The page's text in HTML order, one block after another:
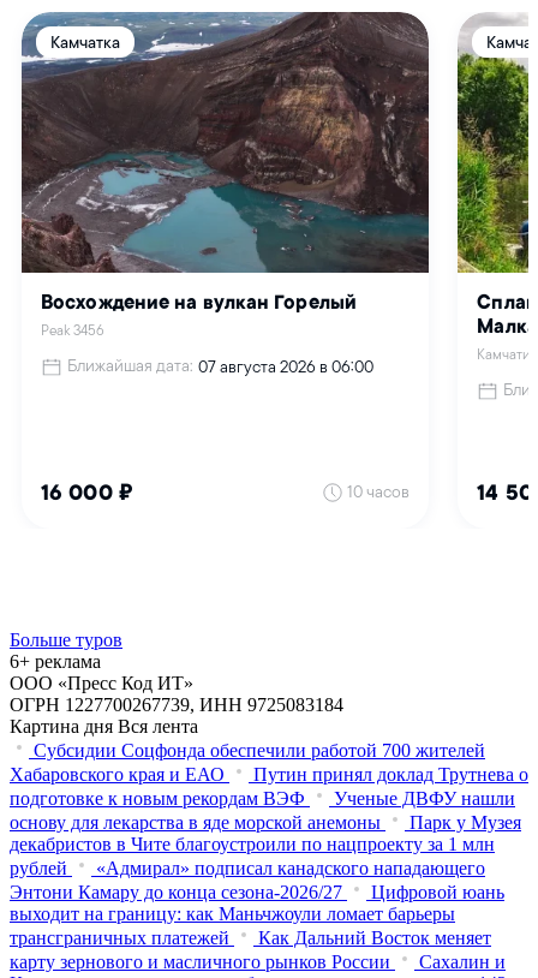
Больше туров
6+ реклама
ООО «Пресс Код ИТ»
ОГРН 1227700267739, ИНН 9725083184
Картина дня Вся лента
Субсидии Соцфонда обеспечили работой 700 жителей
Хабаровского края и ЕАО
Путин принял доклад Трутнева о
подготовке к новым рекордам ВЭФ
Ученые ДВФУ нашли
основу для лекарства в яде морской анемоны
Парк у Музея
декабристов в Чите благоустроили по нацпроекту за 1 млн
рублей
«Адмирал» подписал канадского нападающего
Энтони Камару до конца сезона-2026/27
Цифровой юань
выходит на границу: как Маньчжоули ломает барьеры
трансграничных платежей
Как Дальний Восток меняет
карту зернового и масличного рынков России
Сахалин и